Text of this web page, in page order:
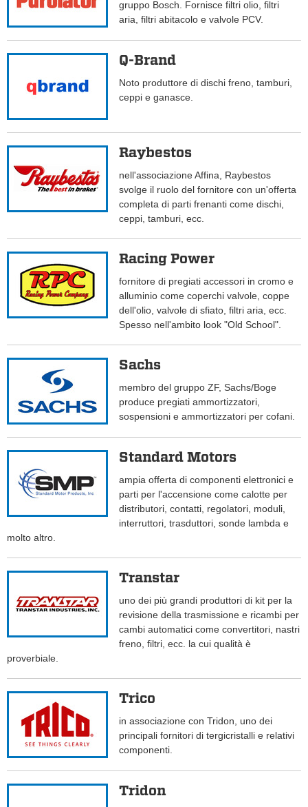
gruppo Bosch. Fornisce filtri olio, filtri
aria, filtri abitacolo e valvole PCV.
Q-Brand
Noto produttore di dischi freno, tamburi,
ceppi e ganasce.
Raybestos
nell'associazione Affina, Raybestos
svolge il ruolo del fornitore con un'offerta
completa di parti frenanti come dischi,
ceppi, tamburi, ecc.
Racing Power
fornitore di pregiati accessori in cromo e
alluminio come coperchi valvole, coppe
dell'olio, valvole di sfiato, filtri aria, ecc.
Spesso nell'ambito look "Old School".
Sachs
membro del gruppo ZF, Sachs/Boge
produce pregiati ammortizzatori,
sospensioni e ammortizzatori per cofani.
Standard Motors
ampia offerta di componenti elettronici e
parti per l'accensione come calotte per
distributori, contatti, regolatori, moduli,
interruttori, trasduttori, sonde lambda e
molto altro.
Transtar
uno dei più grandi produttori di kit per la
revisione della trasmissione e ricambi per
cambi automatici come convertitori, nastri
freno, filtri, ecc. la cui qualità è
proverbiale.
Trico
in associazione con Tridon, uno dei
principali fornitori di tergicristalli e relativi
componenti.
Tridon